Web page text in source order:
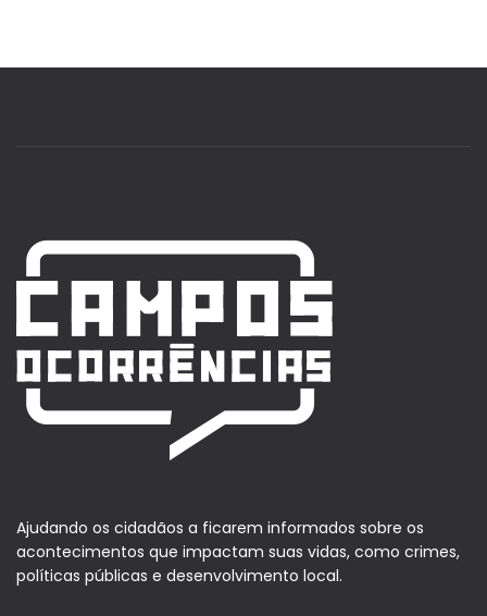
Ajudando os cidadãos a ficarem informados sobre os
acontecimentos que impactam suas vidas, como crimes,
políticas públicas e desenvolvimento local.